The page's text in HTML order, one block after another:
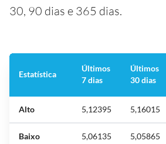
30, 90 dias e 365 dias.
Estatística
Últimos
7 dias
Últimos
30 dias
Alto 5,12395 5,16015
Baixo 5,06135 5,05865